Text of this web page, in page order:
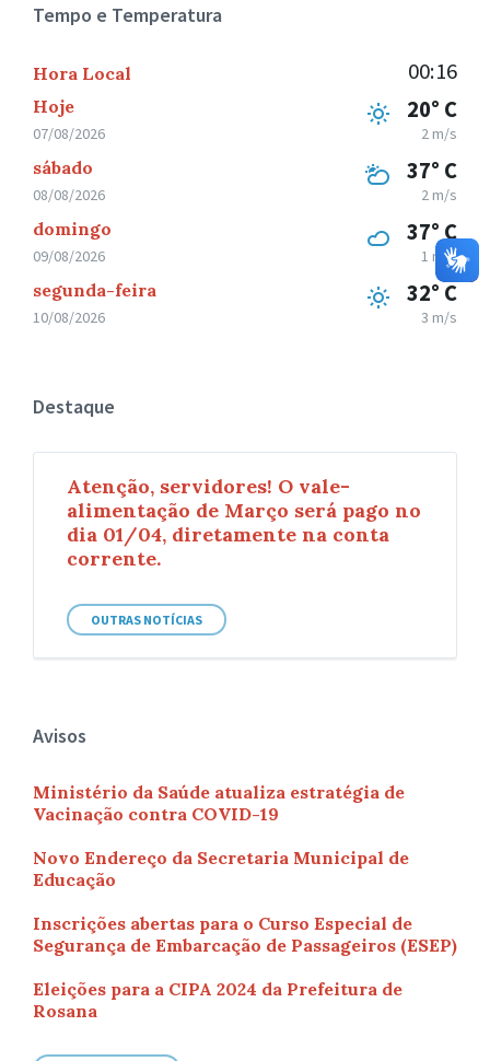
Tempo e Temperatura
Hora Local 00:16
Hoje
07/08/2026
20° C
2 m/s
sábado
08/08/2026
37° C
2 m/s
domingo
09/08/2026
37° C
1 m/s
segunda-feira
10/08/2026
32° C
3 m/s
Destaque
Atenção, servidores! O vale-
alimentação de Março será pago no
dia 01/04, diretamente na conta
corrente.
OUTRAS NOTÍCIAS
Avisos
Ministério da Saúde atualiza estratégia de
Vacinação contra COVID-19
Novo Endereço da Secretaria Municipal de
Educação
Inscrições abertas para o Curso Especial de
Segurança de Embarcação de Passageiros (ESEP)
Eleições para a CIPA 2024 da Prefeitura de
Rosana